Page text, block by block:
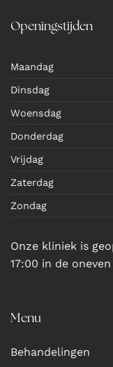
Openingstijden
Maandag
Dinsdag
Woensdag
Donderdag
Vrijdag
Zaterdag
Zondag
Onze kliniek is
17:00 in de
Menu
Behandelingen